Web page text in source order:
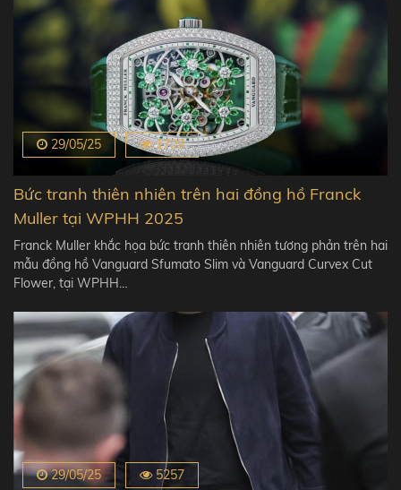
29/05/25 1709
Bức tranh thiên nhiên trên hai đồng hồ Franck
Muller tại WPHH 2025
Franck Muller khắc họa bức tranh thiên nhiên tương phản trên hai
mẫu đồng hồ Vanguard Sfumato Slim và Vanguard Curvex Cut
Flower, tại WPHH…
29/05/25 5257